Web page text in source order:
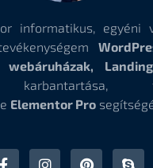
informatikus, egyéni
webáruházak,
karbantartása,
Elementor Pro